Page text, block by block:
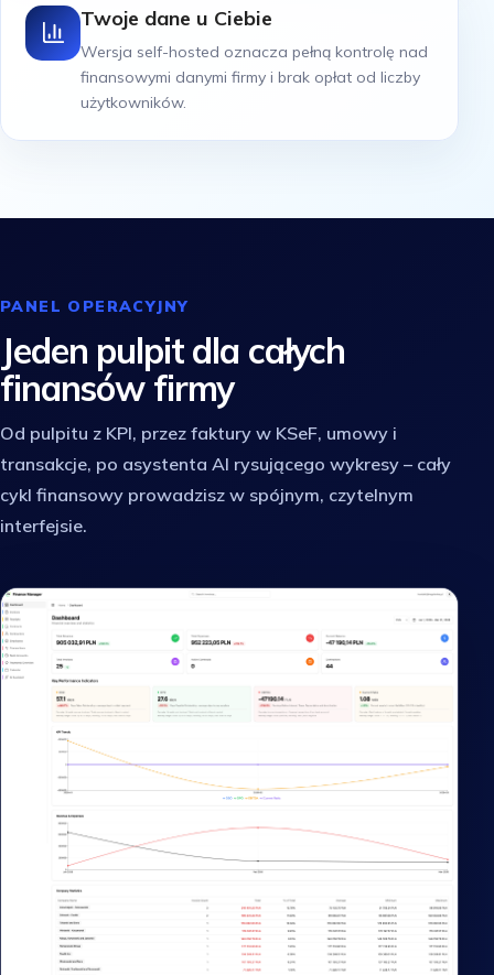
Twoje dane u Ciebie
Wersja self-hosted oznacza pełną kontrolę nad
finansowymi danymi firmy i brak opłat od liczby
użytkowników.
PANEL OPERACYJNY
Jeden pulpit dla całych
finansów firmy
Od pulpitu z KPI, przez faktury w KSeF, umowy i
transakcje, po asystenta AI rysującego wykresy – cały
cykl finansowy prowadzisz w spójnym, czytelnym
interfejsie.